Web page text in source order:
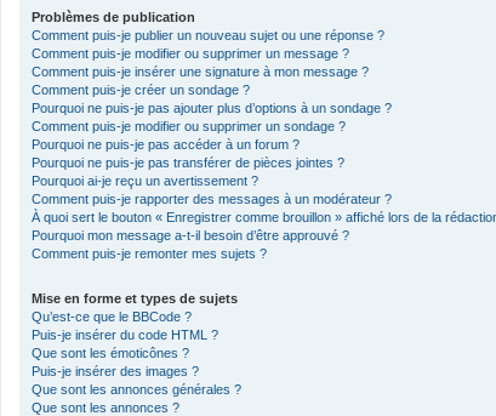
Problèmes de publication
Comment puis-je publier un nouveau sujet ou une réponse ?
Comment puis-je modifier ou supprimer un message ?
Comment puis-je insérer une signature à mon message ?
Comment puis-je créer un sondage ?
Pourquoi ne puis-je pas ajouter plus d’options à un sondage ?
Comment puis-je modifier ou supprimer un sondage ?
Pourquoi ne puis-je pas accéder à un forum ?
Pourquoi ne puis-je pas transférer de pièces jointes ?
Pourquoi ai-je reçu un avertissement ?
Comment puis-je rapporter des messages à un modérateur ?
À quoi sert le bouton « Enregistrer comme brouillon » affiché lors de la
Pourquoi mon message a-t-il besoin d’être approuvé ?
Comment puis-je remonter mes sujets ?
Mise en forme et types de sujets
Qu’est-ce que le BBCode ?
Puis-je insérer du code HTML ?
Que sont les émoticônes ?
Puis-je insérer des images ?
Que sont les annonces générales ?
Que sont les annonces ?